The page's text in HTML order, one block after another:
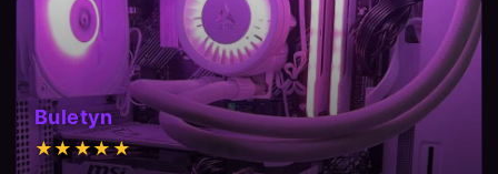
Buletyn
★★★★★